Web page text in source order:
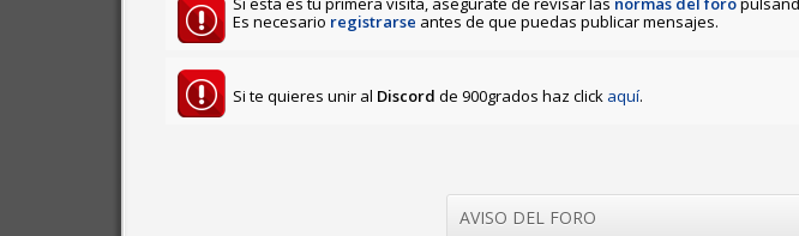
Es necesario registrarse antes de que puedas publicar mensajes.
Si te quieres unir al Discord de 900grados haz click aquí.
AVISO DEL FORO